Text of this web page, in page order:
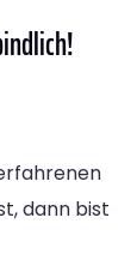
dann bist